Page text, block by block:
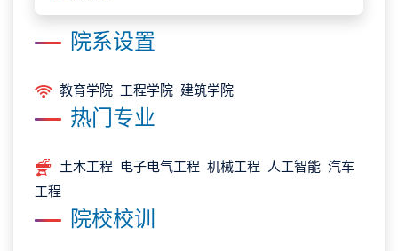
院系设置
教育学院 工程学院 建筑学院
热门专业
土木工程 电子电气工程 机械工程 人工智能 汽车
工程
院校校训